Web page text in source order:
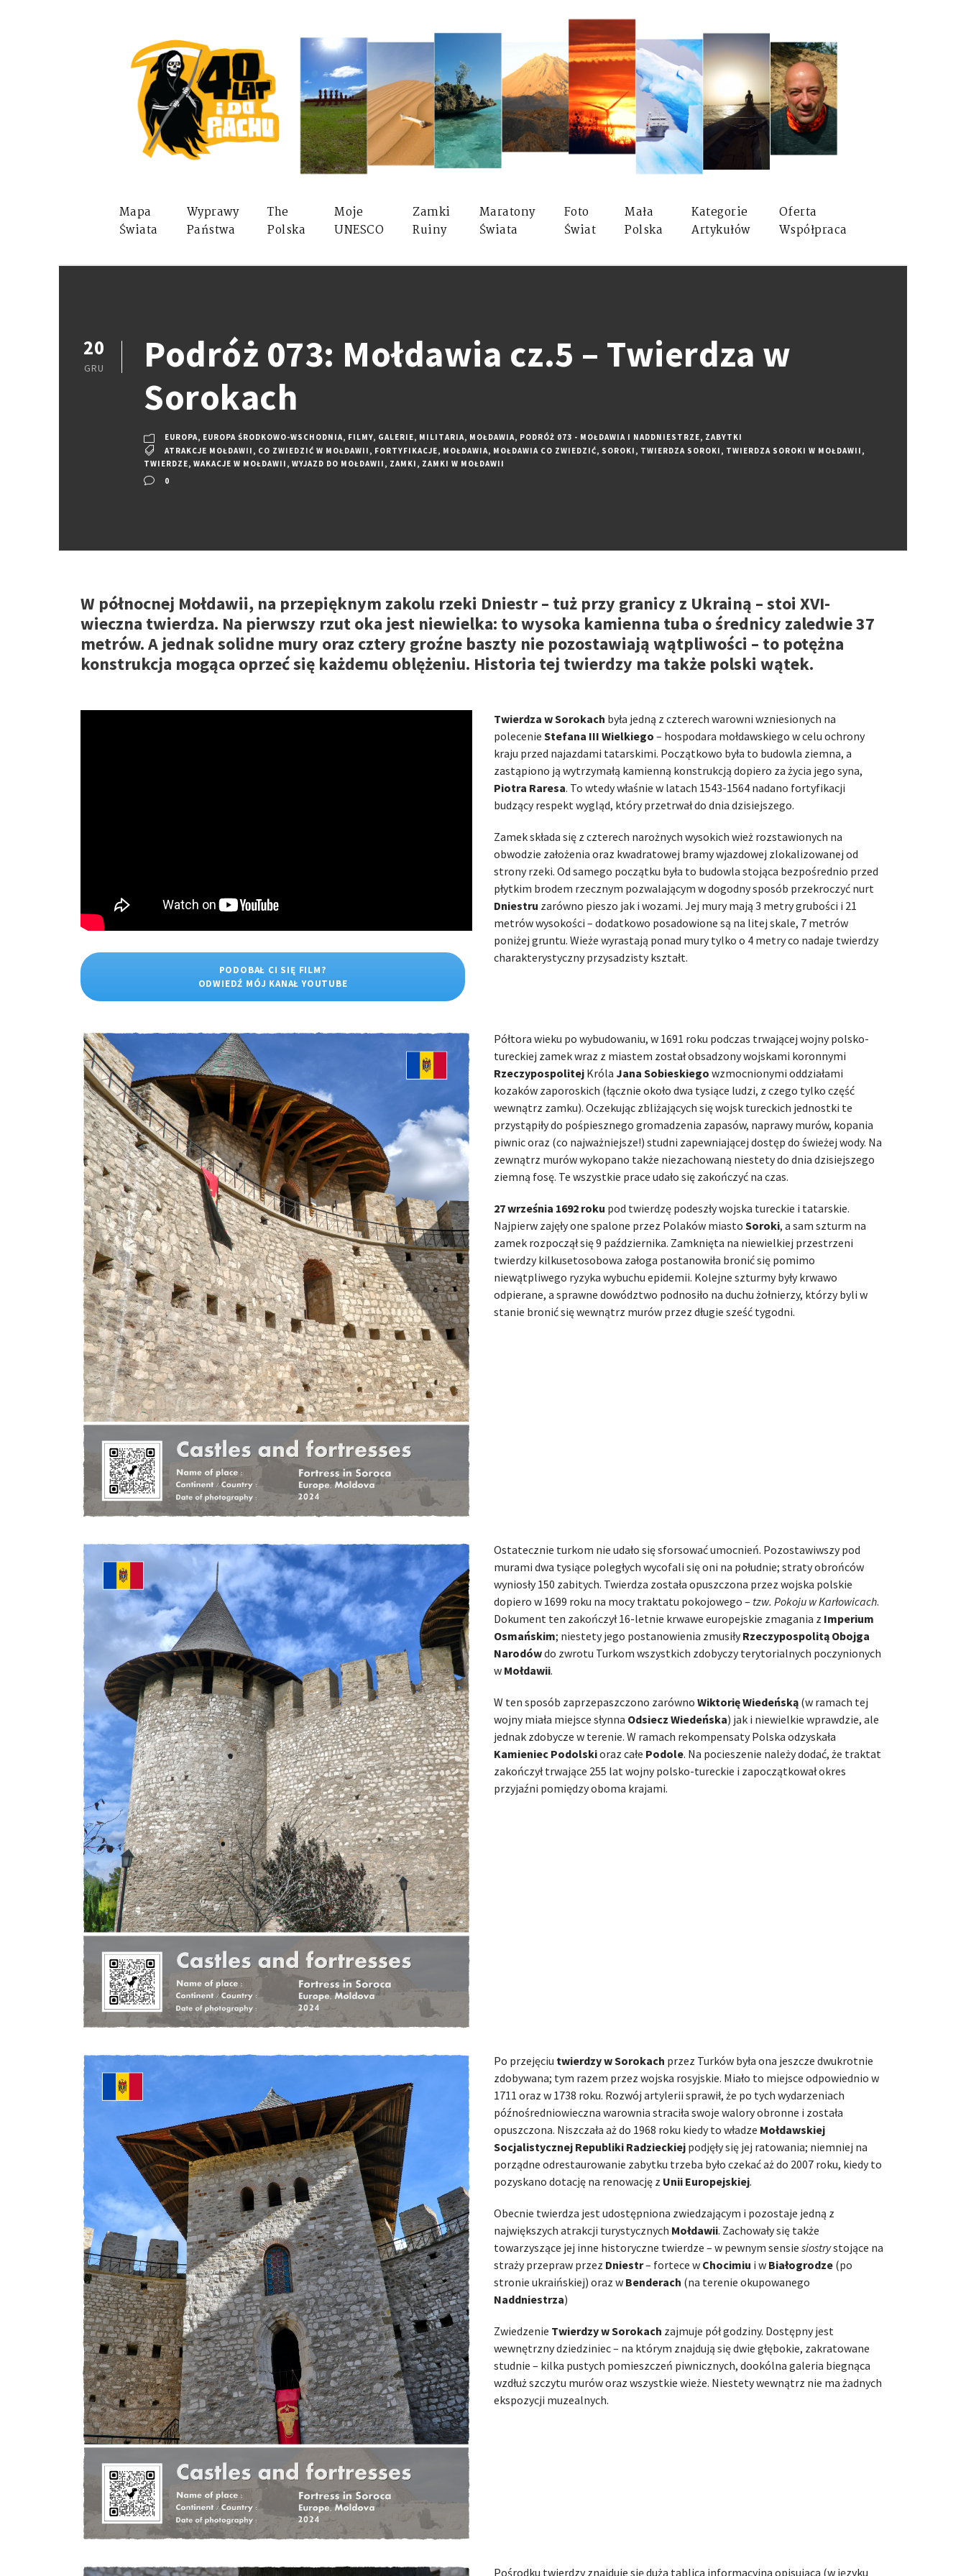
Mapa
Świata
Wyprawy
Państwa
The
Polska
Moje
UNESCO
Zamki
Ruiny
Maratony
Świata
Foto
Świat
Mała
Polska
Kategorie
Artykułów
Oferta
Współpraca
20
GRU
Podróż 073: Mołdawia cz.5 – Twierdza w
Sorokach
EUROPA, EUROPA ŚRODKOWO-WSCHODNIA, FILMY, GALERIE, MILITARIA, MOŁDAWIA, PODRÓŻ 073 - MOŁDAWIA I NADDNIESTRZE, ZABYTKI
ATRAKCJE MOŁDAWII , CO ZWIEDZIĆ W MOŁDAWII , FORTYFIKACJE, MOŁDAWIA, MOŁDAWIA CO ZWIEDZIĆ, SOROKI , TWIERDZA SOROKI , TWIERDZA SOROKI W MOŁDAWII ,
TWIERDZE, WAKACJE W MOŁDAWII , WYJAZD DO MOŁDAWII , ZAMKI , ZAMKI W MOŁDAWII
0
W północnej Mołdawii, na przepięknym zakolu rzeki Dniestr – tuż przy granicy z Ukrainą – stoi XVI-
wieczna twierdza. Na pierwszy rzut oka jest niewielka: to wysoka kamienna tuba o średnicy zaledwie 37
metrów. A jednak solidne mury oraz cztery groźne baszty nie pozostawiają wątpliwości – to potężna
konstrukcja mogąca oprzeć się każdemu oblężeniu. Historia tej twierdzy ma także polski wątek.
PODOBAŁ CI SIĘ FILM?
ODWIEDŹ MÓJ KANAŁ YOUTUBE
Twierdza w Sorokach była jedną z czterech warowni wzniesionych na
polecenie Stefana III Wielkiego – hospodara mołdawskiego w celu ochrony
kraju przed najazdami tatarskimi. Początkowo była to budowla ziemna, a
zastąpiono ją wytrzymałą kamienną konstrukcją dopiero za życia jego syna,
Piotra Raresa. To wtedy właśnie w latach 1543-1564 nadano fortyfikacji
budzący respekt wygląd, który przetrwał do dnia dzisiejszego.
Zamek składa się z czterech narożnych wysokich wież rozstawionych na
obwodzie założenia oraz kwadratowej bramy wjazdowej zlokalizowanej od
strony rzeki. Od samego początku była to budowla stojąca bezpośrednio przed
płytkim brodem rzecznym pozwalającym w dogodny sposób przekroczyć nurt
Dniestru zarówno pieszo jak i wozami. Jej mury mają 3 metry grubości i 21
metrów wysokości – dodatkowo posadowione są na litej skale, 7 metrów
poniżej gruntu. Wieże wyrastają ponad mury tylko o 4 metry co nadaje twierdzy
charakterystyczny przysadzisty kształt.
Półtora wieku po wybudowaniu, w 1691 roku podczas trwającej wojny polsko-
tureckiej zamek wraz z miastem został obsadzony wojskami koronnymi
Rzeczypospolitej Króla Jana Sobieskiego wzmocnionymi oddziałami
kozaków zaporoskich (łącznie około dwa tysiące ludzi, z czego tylko część
wewnątrz zamku). Oczekując zbliżających się wojsk tureckich jednostki te
przystąpiły do pośpiesznego gromadzenia zapasów, naprawy murów, kopania
piwnic oraz (co najważniejsze!) studni zapewniającej dostęp do świeżej wody. Na
zewnątrz murów wykopano także niezachowaną niestety do dnia dzisiejszego
ziemną fosę. Te wszystkie prace udało się zakończyć na czas.
27 września 1692 roku pod twierdzę podeszły wojska tureckie i tatarskie.
Najpierw zajęły one spalone przez Polaków miasto Soroki, a sam szturm na
zamek rozpoczął się 9 października. Zamknięta na niewielkiej przestrzeni
twierdzy kilkusetosobowa załoga postanowiła bronić się pomimo
niewątpliwego ryzyka wybuchu epidemii. Kolejne szturmy były krwawo
odpierane, a sprawne dowództwo podnosiło na duchu żołnierzy, którzy byli w
stanie bronić się wewnątrz murów przez długie sześć tygodni.
Ostatecznie turkom nie udało się sforsować umocnień. Pozostawiwszy pod
murami dwa tysiące poległych wycofali się oni na południe; straty obrońców
wyniosły 150 zabitych. Twierdza została opuszczona przez wojska polskie
dopiero w 1699 roku na mocy traktatu pokojowego – tzw. Pokoju w Karłowicach.
Dokument ten zakończył 16-letnie krwawe europejskie zmagania z Imperium
Osmańskim; niestety jego postanowienia zmusiłyRzeczypospolitą Obojga
Narodówdo zwrotu Turkom wszystkich zdobyczy terytorialnych poczynionych
w Mołdawii.
W ten sposób zaprzepaszczono zarówno Wiktorię Wiedeńską (w ramach tej
wojny miała miejsce słynna Odsiecz Wiedeńska) jak i niewielkie wprawdzie, ale
jednak zdobycze w terenie. W ramach rekompensaty Polska odzyskała
Kamieniec Podolskioraz całe Podole. Na pocieszenie należy dodać, że traktat
zakończył trwające 255 lat wojny polsko-tureckie i zapoczątkował okres
przyjaźni pomiędzy oboma krajami.
Po przejęciu twierdzy w Sorokach przez Turków była ona jeszcze dwukrotnie
zdobywana; tym razem przez wojska rosyjskie. Miało to miejsce odpowiednio w
1711 oraz w 1738 roku. Rozwój artylerii sprawił, że po tych wydarzeniach
późnośredniowieczna warownia straciła swoje walory obronne i została
opuszczona. Niszczała aż do 1968 roku kiedy to władze Mołdawskiej
Socjalistycznej Republiki Radzieckiej podjęły się jej ratowania; niemniej na
porządne odrestaurowanie zabytku trzeba było czekać aż do 2007 roku, kiedy to
pozyskano dotację na renowację z Unii Europejskiej.
Obecnie twierdza jest udostępniona zwiedzającym i pozostaje jedną z
największych atrakcji turystycznych Mołdawii. Zachowały się także
towarzyszące jej inne historyczne twierdze – w pewnym sensie siostrystojące na
straży przepraw przez Dniestr– fortece w Chocimiu i w Białogrodze (po
stronie ukraińskiej) oraz w Benderach (na terenie okupowanego
Naddniestrza)
Zwiedzenie Twierdzy w Sorokach zajmuje pół godziny. Dostępny jest
wewnętrzny dziedziniec – na którym znajdują się dwie głębokie, zakratowane
studnie – kilka pustych pomieszczeń piwnicznych, dookólna galeria biegnąca
wzdłuż szczytu murów oraz wszystkie wieże. Niestety wewnątrz nie ma żadnych
ekspozycji muzealnych.
Pośrodku twierdzy znajduje się duża tablica informacyjna opisująca (w języku